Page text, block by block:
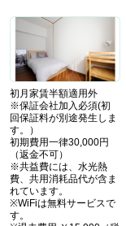
初月家賃半額適用外
※保証会社加入必須(初
回保証料が別途発生しま
す。）
初期費用一律30,000円
（返金不可）
※共益費には、水光熱
費、共用消耗品代が含ま
れています。
※WiFiは無料サービスで
す。